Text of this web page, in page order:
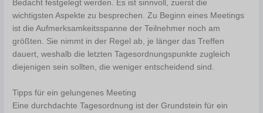
Bedacht festgelegt werden. Es ist sinnvoll, zuerst die
wichtigsten Aspekte zu besprechen. Zu Beginn eines Meetings
ist die Aufmerksamkeitsspanne der Teilnehmer noch am
größten. Sie nimmt in der Regel ab, je länger das Treffen
dauert, weshalb die letzten Tagesordnungspunkte zugleich
diejenigen sein sollten, die weniger entscheidend sind.
Tipps für ein gelungenes Meeting
Eine durchdachte Tagesordnung ist der Grundstein für ein